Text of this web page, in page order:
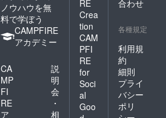
ノウハウを無
料で学ぼう
CAMPFIRE
アカデミー
CA
MP
FI
RE
ア
説
明
会
・
相
RE
Crea
tion
CAM
PFI
RE
for
Soci
al
Goo
合わせ
各種規定
利用規
約
細則
プライ
バシー
ポリ